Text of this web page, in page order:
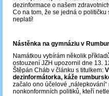
dezinformace o našem
Co na tom, že se jedná o političku
neplatí!
Nástěnka na gymnáziu v
Namátkou vybírám několik
ostouzení JZH upozornil dne 13.
Štěpán Cháb v článku s titulkem:
dezinformátorka, káže
začalo ono účelové
nonkonformních politiků, kteří